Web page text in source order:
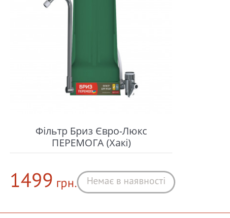
Фільтр Бриз Євро-Люкс
ПЕРЕМОГА (Хакі)
1499 грн. Немає в наявності